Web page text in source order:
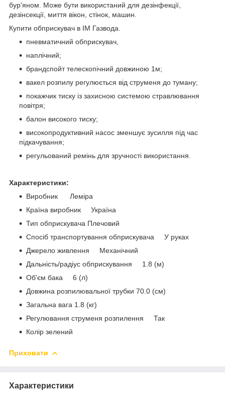
бур'яном. Може бути використаний для дезінфекції,
дезінсекції, миття вікон, стінок, машин.
Купити обприскувач в ІМ Газвода.
пневматичний обприскувач,
наплічний;
брандспойт телескопічний довжиною 1м;
вакел розпилу регулюється від струменя до туману;
покажчик тиску із захисною системою стравлювання
повітря;
балон високого тиску;
високопродуктивний насос зменшує зусилля під час
підкачування;
регульований ремінь для зручності використання.
Характеристики:
Виробник Леміра
Країна виробник Україна
Тип обприскувача Плечовий
Спосіб транспортування обприскувача У руках
Джерело живлення Механічний
Дальність/радіус обприскування 1.8 (м)
Об'єм бака 6 (л)
Довжина розпилювальної трубки 70.0 (см)
Загальна вага 1.8 (кг)
Регулювання струменя розпилення Так
Колір зелений
Приховати
Характеристики